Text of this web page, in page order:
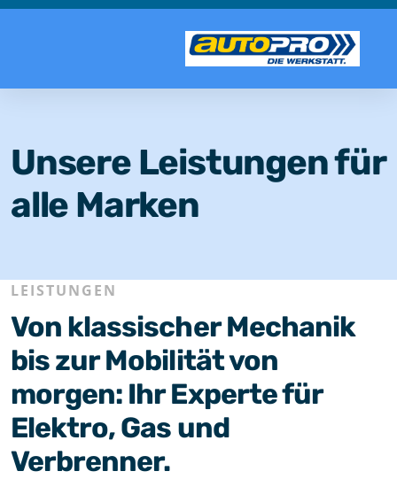
Unsere Leistungen für
alle Marken
LEISTUNGEN
Von klassischer Mechanik
bis zur Mobilität von
morgen: Ihr Experte für
Elektro, Gas und
Verbrenner.